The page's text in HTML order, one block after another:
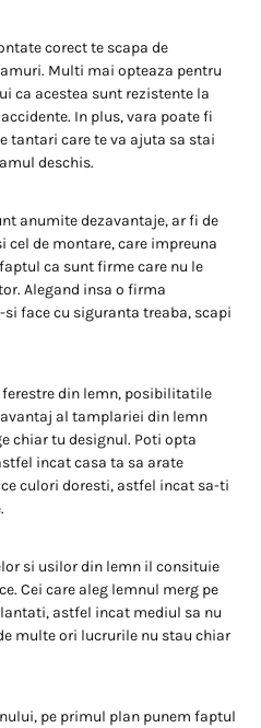
corect te scapa de
Multi mai opteaza pentru
ca acestea sunt rezistente la
In plus, vara poate fi
tantari care te va ajuta sa stai
deschis.
anumite dezavantaje, ar fi de
de montare, care impreuna
ca sunt firme care nu le
Alegand insa o firma
face cu siguranta treaba, scapi
din lemn, posibilitatile
al tamplariei din lemn
chiar tu designul. Poti opta
incat casa ta sa arate
culori doresti, astfel incat sa-ti
si usilor din lemn il consituie
Cei care aleg lemnul merg pe
astfel incat mediul sa nu
multe ori lucrurile nu stau chiar
pe primul plan punem faptul